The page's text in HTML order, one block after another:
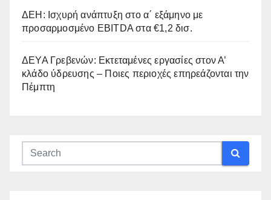
ΔΕΗ: Ισχυρή ανάπτυξη στο α΄ εξάμηνο με
προσαρμοσμένο EBITDA στα €1,2 δισ.
ΔΕΥΑ Γρεβενών: Εκτεταμένες εργασίες στον Α’
κλάδο ύδρευσης – Ποιες περιοχές επηρεάζονται την
Πέμπτη